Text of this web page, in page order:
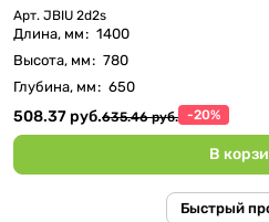
Арт. JBIU 2d2s
Длина, мм: 1400
Высота, мм: 780
Глубина, мм: 650
508.37 руб.635.46 руб. -20%
В
Быстрый